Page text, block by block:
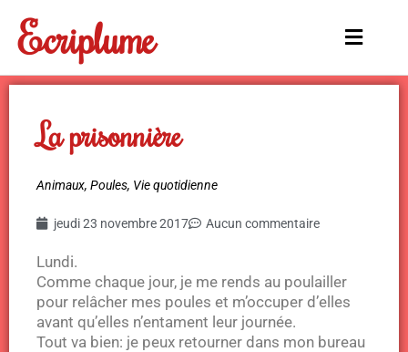
contenu
Ecriplume
Main
La prisonnière
Animaux, Poules, Vie quotidienne
jeudi 23 novembre 2017 Aucun commentaire
Lundi.
Comme chaque jour, je me rends au poulailler
pour relâcher mes poules et m’occuper d’elles
avant qu’elles n’entament leur journée.
Tout va bien: je peux retourner dans mon bureau